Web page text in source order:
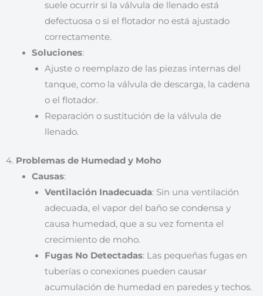
suele ocurrir si la válvula de llenado está
defectuosa o si el flotador no está ajustado
correctamente.
Soluciones:
Ajuste o reemplazo de las piezas internas del
tanque, como la válvula de descarga, la cadena
o el flotador.
Reparación o sustitución de la válvula de
llenado.
4. Problemas de Humedad y Moho
Causas:
Ventilación Inadecuada: Sin una ventilación
adecuada, el vapor del baño se condensa y
causa humedad, que a su vez fomenta el
crecimiento de moho.
Fugas No Detectadas: Las pequeñas fugas en
tuberías o conexiones pueden causar
acumulación de humedad en paredes y techos.